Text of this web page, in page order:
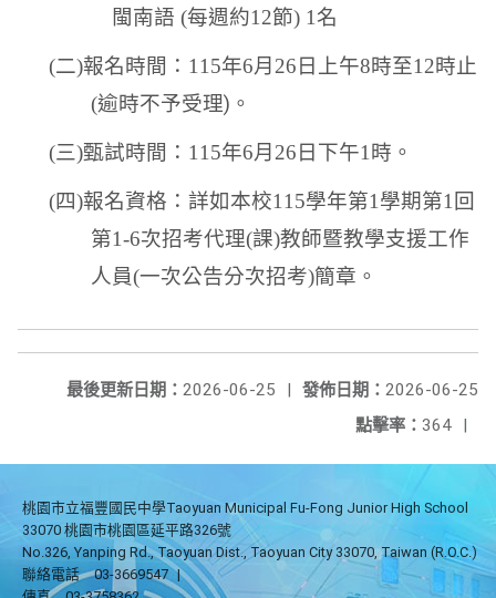
閩南語(每週約12節) 1 名
(二)報名時間： 115年6月 26 日上午8時至12時止
(逾時不予受理) 。
(三)甄試時間： 115年6月 26 日下午1 時。
(四)報名資格：詳如本校115學年第1 學期第1 回
第1-6次招考代理(課)教師暨教學支援工作
人員(一次公告分次招考)簡章。
發佈日期： 2026-06-25
最後更新日期： 2026-06-25
|
點擊率： 364 |
桃園市立福豐國民中學Taoyuan Municipal Fu-Fong Junior High School
33070 桃園市桃園區延平路326號
No.326, Yanping Rd., Taoyuan Dist., Taoyuan City 33070, Taiwan (R.O.C.)
聯絡電話
03-3669547 |